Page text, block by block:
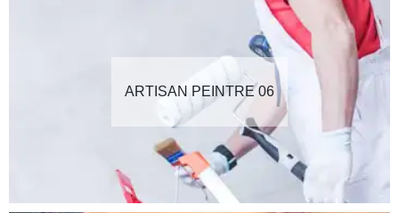
ARTISAN PEINTRE 06